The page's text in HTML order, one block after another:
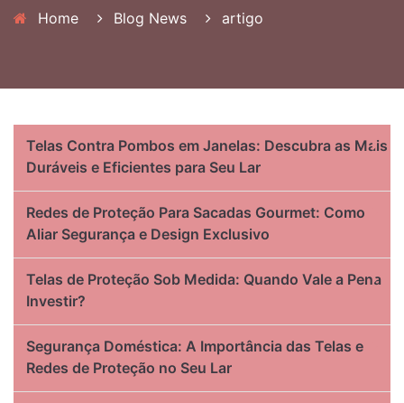
Home Blog News artigo
Telas Contra Pombos em Janelas: Descubra as Mais
Duráveis e Eficientes para Seu Lar
Redes de Proteção Para Sacadas Gourmet: Como
Aliar Segurança e Design Exclusivo
Telas de Proteção Sob Medida: Quando Vale a Pena
Investir?
Segurança Doméstica: A Importância das Telas e
Redes de Proteção no Seu Lar